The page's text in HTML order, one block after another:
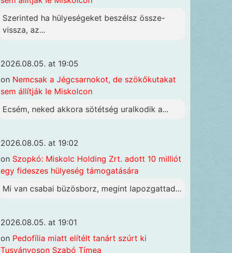
Szerinted ha hülyeségeket beszélsz össze-
vissza, az...
2026.08.05. at 19:05
on Nemcsak a Jégcsarnokot, de szökőkutakat
sem állítják le Miskolcon
Ecsém, neked akkora sötétség uralkodik a...
2026.08.05. at 19:02
on Szopkó: Miskolc Holding Zrt. adott 10 milliót
egy fideszes hülyeség támogatására
Mi van csabai büzösborz, megint lapozgattad...
2026.08.05. at 19:01
on Pedofília miatt elítélt tanárt szúrt ki
Tusványoson Szabó Tímea